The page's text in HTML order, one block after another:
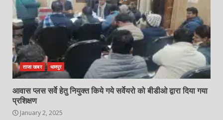
ताजा खबर धामपुर
आवास प्लस सर्वे हेतु नियुक्त किये गये सर्वेयरो को बीडीओ द्वारा दिया गया
प्रशिक्षण
January 2, 2025